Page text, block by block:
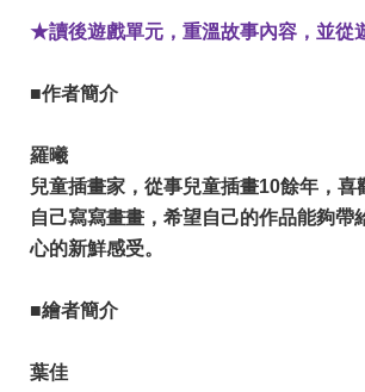
★讀後遊戲單元，重溫故事內容，並從
■作者簡介
羅曦
兒童插畫家，從事兒童插畫10餘年，喜
自己寫寫畫畫，希望自己的作品能夠帶
心的新鮮感受。
​■繪者簡介
葉佳